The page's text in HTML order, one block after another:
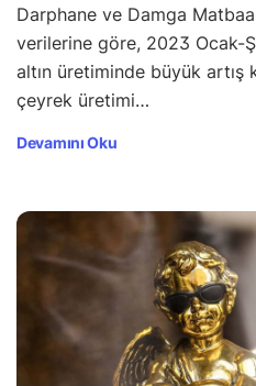
Darphane ve Damga
verilerine göre, 2023 Ocak-
altın üretiminde büyük artış
çeyrek üretimi…
Devamını Oku